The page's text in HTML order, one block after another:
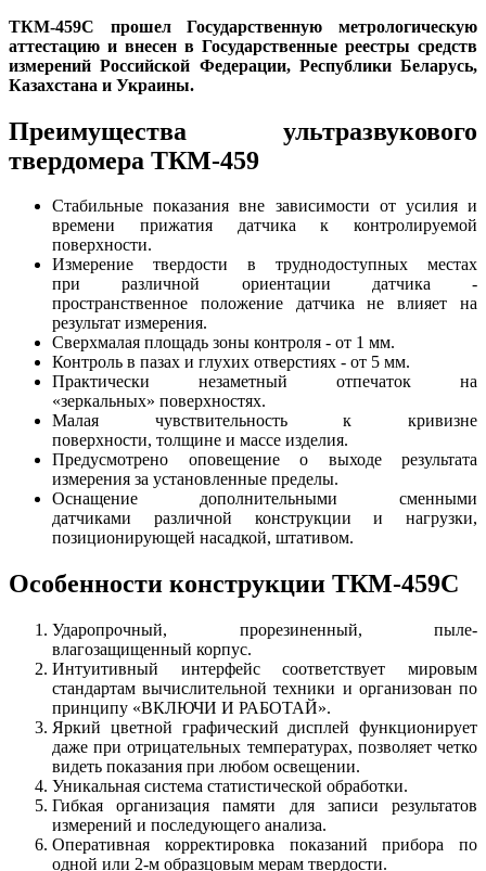
ТКМ-459С прошел Государственную метрологическую
аттестацию и внесен в Государственные реестры средств
измерений Российской Федерации, Республики Беларусь,
Казахстана и Украины.
Преимущества ультразвукового
твердомера ТКМ-459
Стабильные показания вне зависимости от усилия и
времени прижатия датчика к контролируемой
поверхности.
Измерение твердости в труднодоступных местах
при различной ориентации датчика -
пространственное положение датчика не влияет на
результат измерения.
Сверхмалая площадь зоны контроля - от 1 мм.
Контроль в пазах и глухих отверстиях - от 5 мм.
Практически незаметный отпечаток на
«зеркальных» поверхностях.
Малая чувствительность к кривизне
поверхности, толщине и массе изделия.
Предусмотрено оповещение о выходе результата
измерения за установленные пределы.
Оснащение дополнительными сменными
датчиками различной конструкции и нагрузки,
позиционирующей насадкой, штативом.
Особенности конструкции ТКМ-459С
Ударопрочный, прорезиненный, пыле-
влагозащищенный корпус.
Интуитивный интерфейс соответствует мировым
стандартам вычислительной техники и организован по
принципу «ВКЛЮЧИ И РАБОТАЙ».
Яркий цветной графический дисплей функционирует
даже при отрицательных температурах, позволяет четко
видеть показания при любом освещении.
Уникальная система статистической обработки.
Гибкая организация памяти для записи результатов
измерений и последующего анализа.
Оперативная корректировка показаний прибора по
одной или 2-м образцовым мерам твердости.